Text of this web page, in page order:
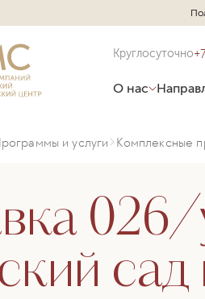
Круглосуточно
О нас
и услуги Комплексные